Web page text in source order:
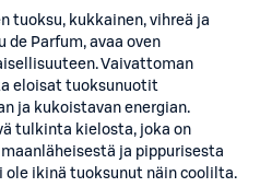
tuoksu, kukkainen, vihreä ja
de Parfum, avaa oven
Vaivattoman
eloisat tuoksunuotit
ja kukoistavan energian.
tulkinta kielosta, joka on
ja pippurisesta
ikinä tuoksunut näin coolilta.